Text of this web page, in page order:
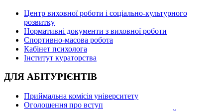
Центр виховної роботи і соціально-культурного
розвитку
Нормативні документи з виховної роботи
Спортивно-масова робота
Кабінет психолога
Інститут кураторства
ДЛЯ АБІТУРІЄНТІВ
Приймальна комісія університету
Оголошення про вступ